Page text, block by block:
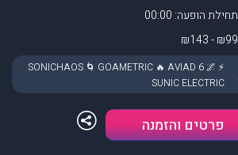
תחילת הופעה: 00:00
₪99 - ₪143
⚡ SONICHAOS 🌀 GOAMETRIC 🔥 AVIAD 6 🌌
SUNIC ELECTRIC
פרטים והזמנה